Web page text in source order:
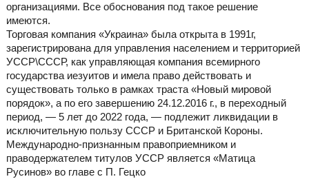
организациями. Все обоснования под такое решение
имеются.
Торговая компания «Украина» была открыта в 1991г,
зарегистрирована для управления населением и территорией
УССР\СССР, как управляющая компания всемирного
государства иезуитов и имела право действовать и
существовать только в рамках траста «Новый мировой
порядок», а по его завершению 24.12.2016 г., в переходный
период, — 5 лет до 2022 года, — подлежит ликвидации в
исключительную пользу СССР и Британской Короны.
Международно-признанным правоприемником и
праводержателем титулов УССР является «Матица
Русинов» во главе с П. Гецко